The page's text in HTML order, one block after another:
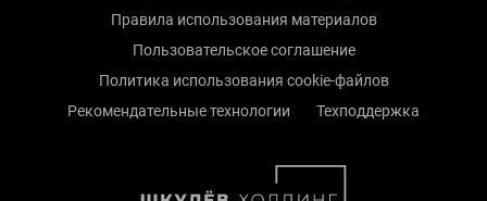
Правила использования материалов
Пользовательское соглашение
Политика использования cookie-файлов
Рекомендательные технологии
Техподдержка